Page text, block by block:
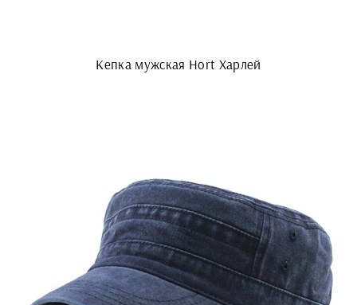
Кепка мужская Hort Харлей